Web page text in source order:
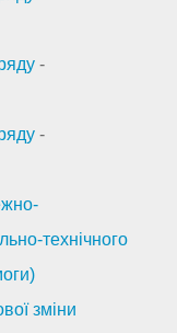
-
-
технічного
зміни